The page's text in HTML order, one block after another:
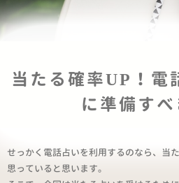
当たる確率UP！電
に準備すべ
せっかく電話占いを利用するのなら、当
思っていると思います。